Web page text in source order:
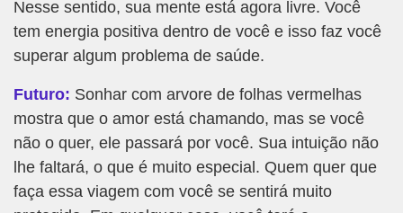
Nesse sentido, sua mente está agora livre. Você
tem energia positiva dentro de você e isso faz você
superar algum problema de saúde.
Futuro: Sonhar com arvore de folhas vermelhas
mostra que o amor está chamando, mas se você
não o quer, ele passará por você. Sua intuição não
lhe faltará, o que é muito especial. Quem quer que
faça essa viagem com você se sentirá muito